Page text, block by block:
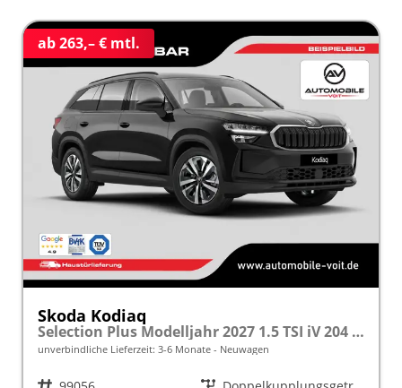
ab 263,– € mtl.
Skoda Kodiaq
Selection Plus Modelljahr 2027 1.5 TSI iV 204 PS DSG TEMPOMAT/R.KAMERA/SHZ/LED/LENKRADHEIZUNG frei konfigurierbar!
unverbindliche Lieferzeit: 3-6 Monate Neuwagen